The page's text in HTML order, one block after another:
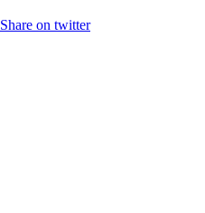
Share on twitter